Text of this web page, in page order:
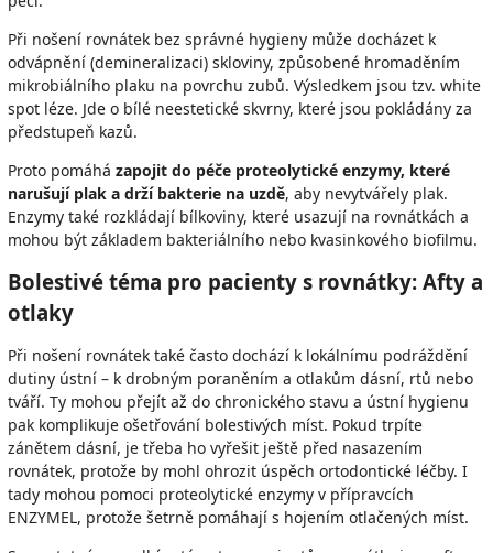
Při nošení rovnátek bez správné hygieny může docházet k
odvápnění (demineralizaci) skloviny, způsobené hromaděním
mikrobiálního plaku na povrchu zubů. Výsledkem jsou tzv. white
spot léze. Jde o bílé neestetické skvrny, které jsou pokládány za
předstupeň kazů.
Proto pomáhá zapojit do péče proteolytické enzymy, které
narušují plak a drží bakterie na uzdě, aby nevytvářely plak.
Enzymy také rozkládají bílkoviny, které usazují na rovnátkách a
mohou být základem bakteriálního nebo kvasinkového biofilmu.
Bolestivé téma pro pacienty s rovnátky: Afty a
otlaky
Při nošení rovnátek také často dochází k lokálnímu podráždění
dutiny ústní – k drobným poraněním a otlakům dásní, rtů nebo
tváří. Ty mohou přejít až do chronického stavu a ústní hygienu
pak komplikuje ošetřování bolestivých míst. Pokud trpíte
zánětem dásní, je třeba ho vyřešit ještě před nasazením
rovnátek, protože by mohl ohrozit úspěch ortodontické léčby. I
tady mohou pomoci proteolytické enzymy v přípravcích
ENZYMEL, protože šetrně pomáhají s hojením otlačených míst.